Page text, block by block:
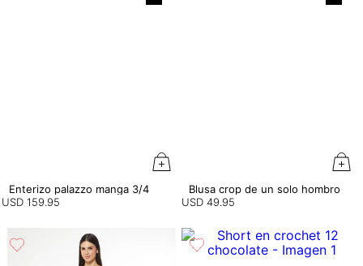
Enterizo palazzo manga 3/4
USD 159.95
Blusa crop de un solo hombro
USD 49.95